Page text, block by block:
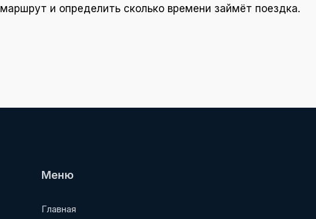
маршрут и определить сколько времени займёт поездка.
Меню
Главная